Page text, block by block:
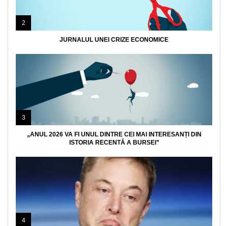
2
JURNALUL UNEI CRIZE ECONOMICE
3
„ANUL 2026 VA FI UNUL DINTRE CEI MAI INTERESANȚI DIN
ISTORIA RECENTĂ A BURSEI”
4